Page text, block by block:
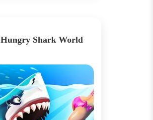
Hungry Shark World